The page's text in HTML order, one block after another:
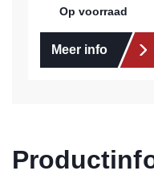
Op voorraad
Meer info